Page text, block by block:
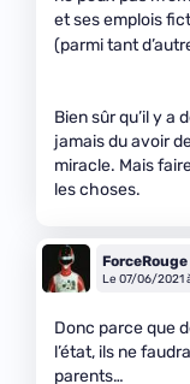
et ses emplois
(parmi tant
Bien sûr qu’il y a
jamais du avoir
miracle. Mais
les choses.
ForceRouge
Le 07/06/2021
Donc parce que
l’état, ils ne
parents…